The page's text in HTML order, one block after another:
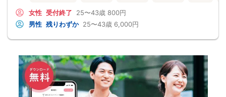
女性 受付終了 25〜43歳 800円
男性 残りわずか 25〜43歳 6,000円